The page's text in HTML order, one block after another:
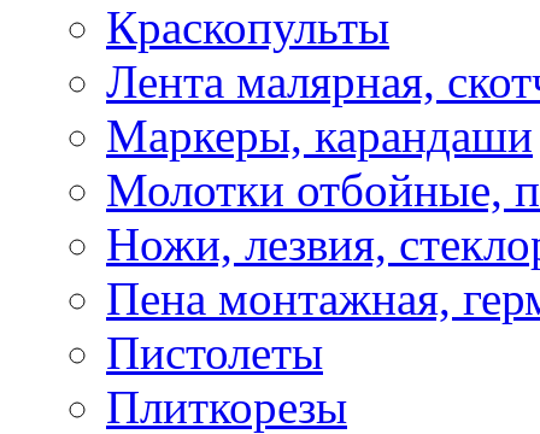
Краскопульты
Лента малярная,
Маркеры, карандаши
Молотки отбойные,
Ножи, лезвия,
Пена монтажная,
Пистолеты
Плиткорезы